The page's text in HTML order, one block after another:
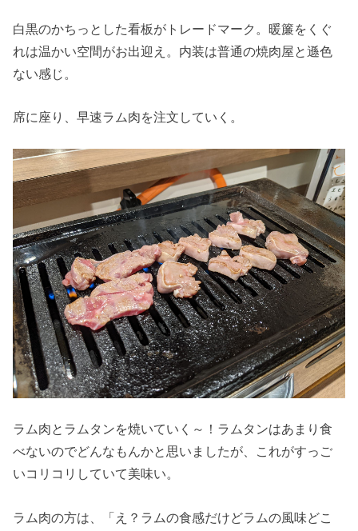
白黒のかちっとした看板がトレードマーク。暖簾をくぐ
れは温かい空間がお出迎え。内装は普通の焼肉屋と遜色
ない感じ。
席に座り、早速ラム肉を注文していく。
ラム肉とラムタンを焼いていく～！ラムタンはあまり食
べないのでどんなもんかと思いましたが、これがすっご
いコリコリしていて美味い。
ラム肉の方は、「え？ラムの食感だけどラムの風味どこ